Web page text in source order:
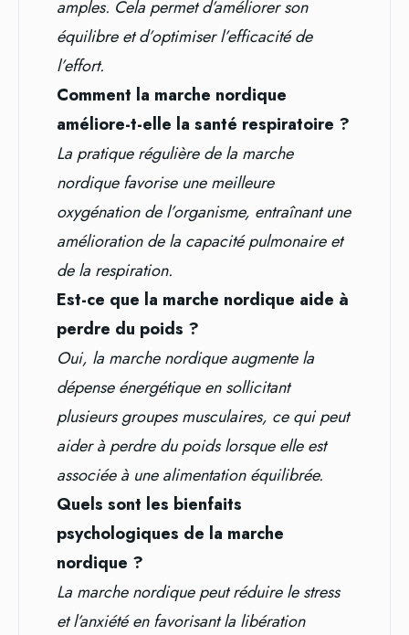
amples. Cela permet d’améliorer son
équilibre et d’optimiser l’efficacité de
l’effort.
Comment la marche nordique
améliore-t-elle la santé respiratoire ?
La pratique régulière de la marche
nordique favorise une meilleure
oxygénation de l’organisme, entraînant une
amélioration de la capacité pulmonaire et
de la respiration.
Est-ce que la marche nordique aide à
perdre du poids ?
Oui, la marche nordique augmente la
dépense énergétique en sollicitant
plusieurs groupes musculaires, ce qui peut
aider à perdre du poids lorsque elle est
associée à une alimentation équilibrée.
Quels sont les bienfaits
psychologiques de la marche
nordique ?
La marche nordique peut réduire le stress
et l’anxiété en favorisant la libération